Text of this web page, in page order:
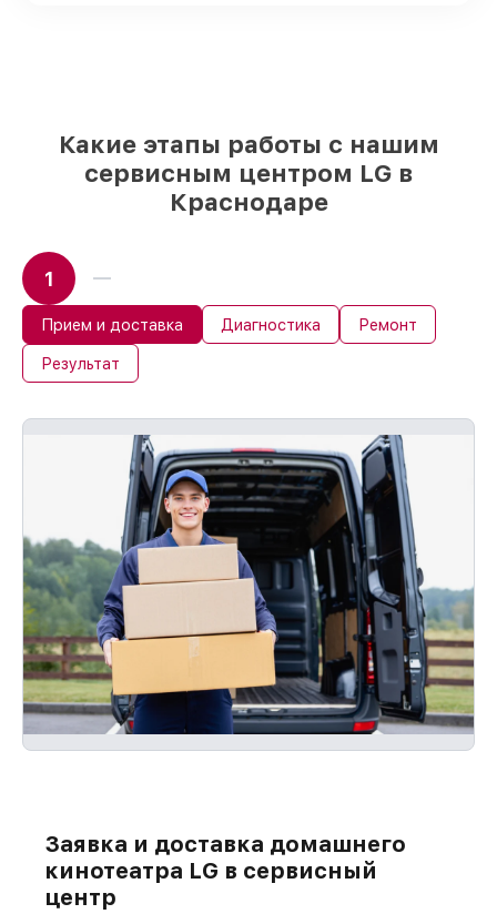
Какие этапы работы с нашим
сервисным центром LG в
Краснодаре
1
Прием и доставка Диагностика Ремонт
Результат
Заявка и доставка домашнего
кинотеатра LG в сервисный
центр